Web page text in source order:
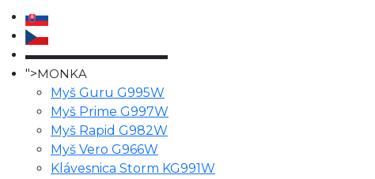
▬▬▬▬▬▬▬▬▬▬▬▬
">MONKA
Myš Guru G995W
Myš Prime G997W
Myš Rapid G982W
Myš Vero G966W
Klávesnica Storm KG991W